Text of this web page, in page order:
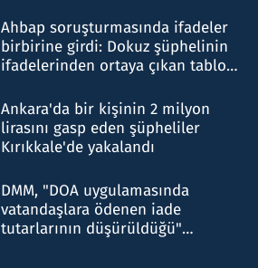
Ahbap soruşturmasında ifadeler
birbirine girdi: Dokuz şüphelinin
ifadelerinden ortaya çıkan tablo
Ankara'da bir kişinin 2 milyon
lirasını gasp eden şüpheliler
Kırıkkale'de yakalandı
DMM, "DOA uygulamasında
vatandaşlara ödenen iade
tutarlarının düşürüldüğü"